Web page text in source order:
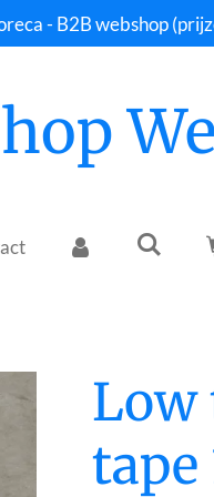
- B2B webshop
Low
tape